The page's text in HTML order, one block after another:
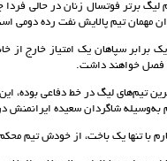
مهمان تیم پالایش نفت رده دومی
سپاهان یک امتیاز خارج از
فصل خواهند داشت.